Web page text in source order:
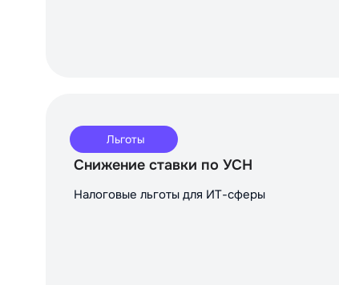
Льготы
Снижение ставки по УСН
Налоговые льготы для ИТ-сферы